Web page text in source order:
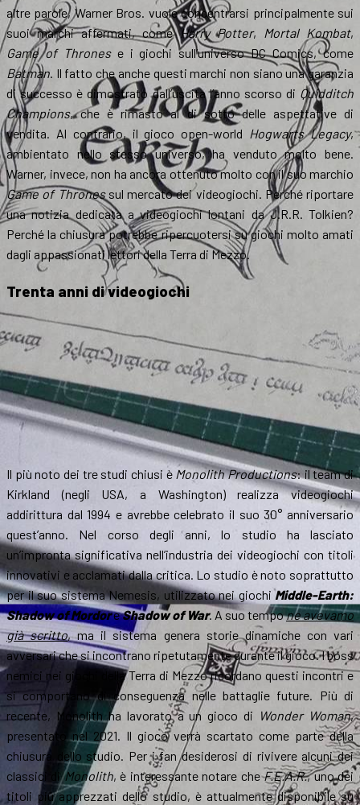
altre parole, Warner Bros. vuole concentrarsi principalmente sui
suoi marchi affermati, comeHarry Potter, Mortal Kombat,
Game of Thronese i giochi sull’universo DC Comics, come
Batman. Il fatto che anche questi marchi non siano una garanzia
di successo è dimostrato dall’uscita l’anno scorso di Quidditch
Champions, che è rimasto al di sotto delle aspettative di
vendita. Al contrario, il gioco open-world Hogwarts Legacy,
ambientato nello stesso universo, ha venduto molto bene.
Warner, invece, non ha ancora ottenuto molto con il suo marchio
Game of Thronessul mercato dei videogiochi. Perché riportare
una notizia dedicata a videogiochi lontani da J.R.R. Tolkien?
Perché la chiusura potrebbe ripercuotersi su giochi molto amati
dagli appassionati lettori della Terra di Mezzo.
Trenta anni di videogiochi
Il più noto dei tre studi chiusi è Monolith Productions: il team di
Kirkland (negli USA, a Washington) realizza videogiochi
addirittura dal 1994 e avrebbe celebrato il suo 30° anniversario
quest’anno. Nel corso degli anni, lo studio ha lasciato
un’impronta significativa nell’industria dei videogiochi con titoli
innovativi e acclamati dalla critica. Lo studio è noto soprattutto
per il suo sistema Nemesis, utilizzato nei giochiMiddle-Earth:
Shadow of MordoreShadow of War. A suo tempone avevamo
già scritto, ma il sistema genera storie dinamiche con vari
avversari che si incontrano ripetutamente durante il gioco. I boss
nemici nei giochi della Terra di Mezzo ricordano questi incontri e
si comportano di conseguenza nelle battaglie future. Più di
recente, Monolith ha lavorato a un gioco di Wonder Woman,
presentato nel 2021. Il gioco verrà scartato come parte della
chiusura dello studio. Per i fan desiderosi di rivivere alcuni dei
classici diMonolith, è interessante notare cheF.E.A.R., uno dei
titoli più apprezzati dello studio, è attualmente disponibile su